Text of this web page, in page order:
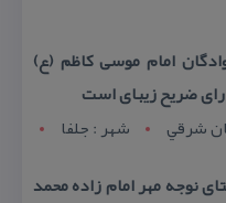
امام موسی كاظم (ع)
ضریح زیبای است
شرقي شهر : جلفا
نوجه مهر امام زاده محمد